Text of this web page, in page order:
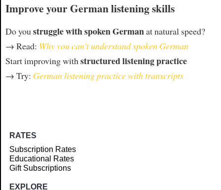
Improve your German listening skills
Do youstruggle with spoken Germanat natural speed?
→ Read: Why you can't understand spoken German
Start improving withstructured listening practice
→ Try: German listening practice with transcripts
RATES
Subscription Rates
Educational Rates
Gift Subscriptions
EXPLORE